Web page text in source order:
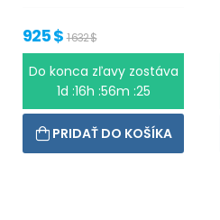
925 $1 632 $
Do konca zľavy zostáva
1d :16h :56m :25
PRIDAŤ DO KOŠÍKA